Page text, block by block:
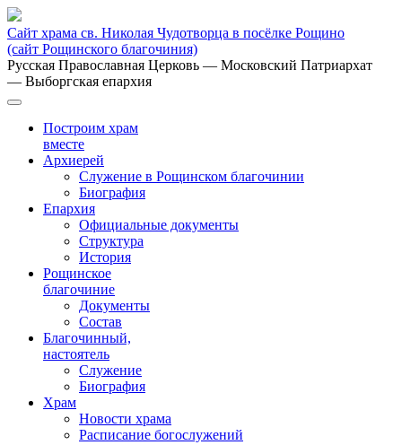
Сайт храма св. Николая Чудотворца в посёлке Рощино
(сайт Рощинского благочиния)
Русская Православная Церковь — Московский Патриархат
— Выборгская епархия
Построим храм
вместе
Архиерей
Служение в Рощинском благочинии
Биография
Епархия
Официальные документы
Структура
История
Рощинское
благочиние
Документы
Состав
Благочинный,
настоятель
Служение
Биография
Храм
Новости храма
Расписание богослужений